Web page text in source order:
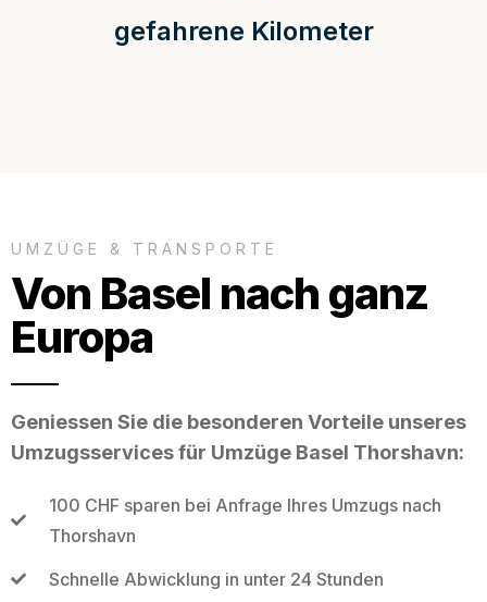
gefahrene Kilometer
UMZÜGE & TRANSPORTE
Von Basel nach ganz
Europa
Geniessen Sie die besonderen Vorteile unseres
Umzugsservices für Umzüge Basel Thorshavn:
100 CHF sparen bei Anfrage Ihres Umzugs nach
Thorshavn
Schnelle Abwicklung in unter 24 Stunden